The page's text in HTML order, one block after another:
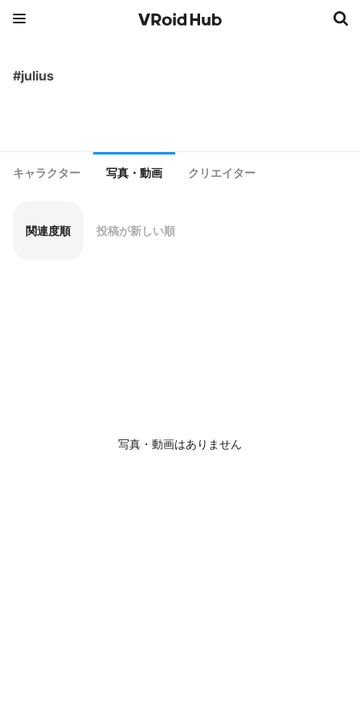
#julius
キャラクター 写真・動画 クリエイター
関連度順 投稿が新しい順
写真・動画はありません